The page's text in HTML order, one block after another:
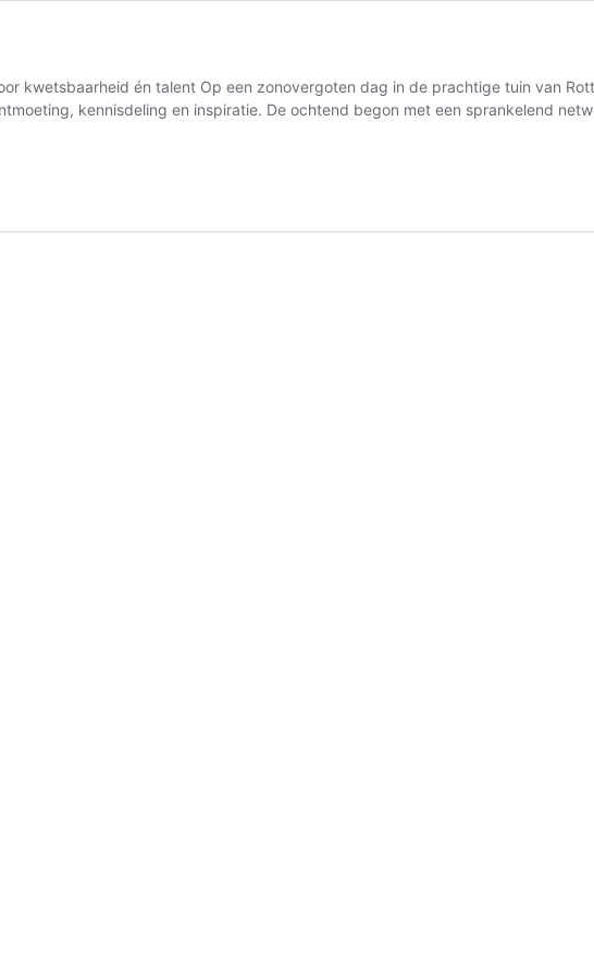
kwetsbaarheid én talent Op een zonovergoten dag in de prachtige tuin van
kennisdeling en inspiratie. De ochtend begon met een sprankelend